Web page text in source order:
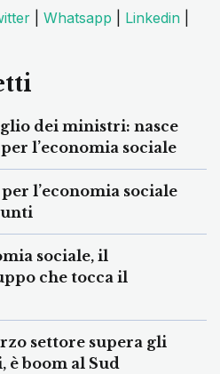
Whatsapp Linkedin
dei ministri: nasce
l’economia sociale
l’economia sociale
sociale, il
che tocca il
settore supera gli
è boom al Sud